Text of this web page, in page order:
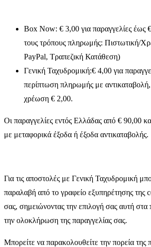
Box Now: € 3,00 για παραγγελίες έως
τους τρόπους πληρωμής: Πιστωτική/
PayPal, Τραπεζική Κατάθεση)
Γενική Ταχυδρομική:€ 4,00 για
περίπτωση πληρωμής με αντικαταβολή,
χρέωση € 2,00.
Οι παραγγελίες εντός Ελλάδας από € 90,00
με μεταφορικά έξοδα ή έξοδα αντικαταβολής.
Για τις αποστολές με Γενική Ταχυδρομική
παραλαβή από το γραφείο εξυπηρέτησης της
σας, σημειώνοντας την επιλογή σας αυτή
την ολοκλήρωση της παραγγελίας σας.
Μπορείτε να παρακολουθείτε την πορεία της